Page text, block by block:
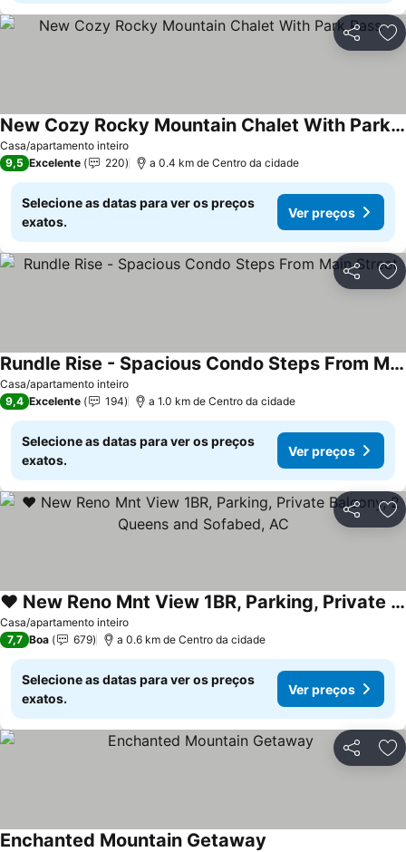
Partilhar
Casa/apartamento inteiro
New Cozy Rocky Mountain Chalet With Park Pass
9,5 Excelente 220 a 0.4 km de Centro da cidade
Selecione as datas para ver os preços
exatos.
Ver preços
Partilhar
Casa/apartamento inteiro
Rundle Rise - Spacious Condo Steps From Main Street
9,4 Excelente 194 a 1.0 km de Centro da cidade
Selecione as datas para ver os preços
exatos.
Ver preços
Partilhar
Casa/apartamento inteiro
❤ New Reno Mnt View 1BR, Parking, Private Balcony, 2 Queens and Sofabed, AC
7,7 Boa 679 a 0.6 km de Centro da cidade
Selecione as datas para ver os preços
exatos.
Ver preços
Partilhar
Enchanted Mountain Getaway